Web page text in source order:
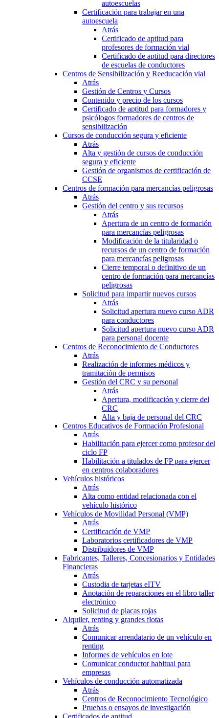
autoescuelas
Certificación para trabajar en una
autoescuela
Atrás
Certificado de aptitud para
profesores de formación vial
Certificado de aptitud para directores
de escuelas de conductores
Centros de Sensibilización y Reeducación vial
Atrás
Gestión de Centros y Cursos
Contenido y precio de los cursos
Certificado de aptitud para formadores y
psicólogos formadores de centros de
sensibilización
Cursos de conducción segura y eficiente
Atrás
Alta y gestión de cursos de conducción
segura y eficiente
Gestión de organismos de certificación de
CCSE
Centros de formación para mercancías peligrosas
Atrás
Gestión del centro y sus recursos
Atrás
Apertura de un centro de formación
para mercancías peligrosas
Modificación de la titularidad o
recursos de un centro de formación
para mercancías peligrosas
Cierre temporal o definitivo de un
centro de formación para mercancías
peligrosas
Solicitud para impartir nuevos cursos
Atrás
Solicitud apertura nuevo curso ADR
para conductores
Solicitud apertura nuevo curso ADR
para personal docente
Centros de Reconocimiento de Conductores
Atrás
Realización de informes médicos y
tramitación de permisos
Gestión del CRC y su personal
Atrás
Apertura, modificación y cierre del
CRC
Alta y baja de personal del CRC
Centros Educativos de Formación Profesional
Atrás
Habilitación para ejercer como profesor del
ciclo FP
Habilitación a titulados de FP para ejercer
en centros colaboradores
Vehículos históricos
Atrás
Alta como entidad relacionada con el
vehículo histórico
Vehículos de Movilidad Personal (VMP)
Atrás
Certificación de VMP
Laboratorios certificadores de VMP
Distribuidores de VMP
Fabricantes, Talleres, Concesionarios y Entidades
Financieras
Atrás
Custodia de tarjetas eITV
Anotación de reparaciones en el libro taller
electrónico
Solicitud de placas rojas
Alquiler, renting y grandes flotas
Atrás
Comunicar arrendatario de un vehículo en
renting
Informes de vehículos en lote
Comunicar conductor habitual para
empresas
Vehículos de conducción automatizada
Atrás
Centros de Reconocimiento Tecnológico
Pruebas o ensayos de investigación